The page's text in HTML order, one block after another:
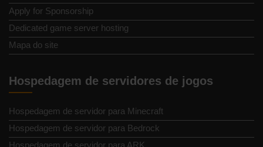
Apply for Sponsorship
Dedicated game server hosting
Mapa do site
Hospedagem de servidores de jogos
Hospedagem de servidor para Minecraft
Hospedagem de servidor para Bedrock